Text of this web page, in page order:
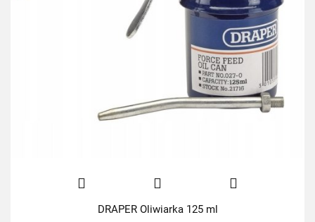
DRAPER Oliwiarka 125 ml